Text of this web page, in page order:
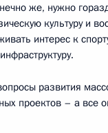
«Малый
же, нужно
культуру и
интерес к
развития
проектов – а все